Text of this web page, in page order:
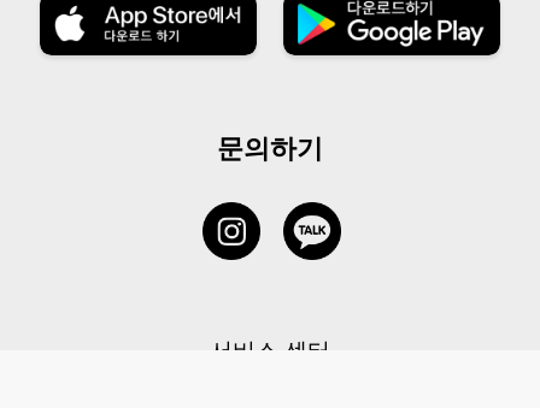
문의하기
서비스 센터